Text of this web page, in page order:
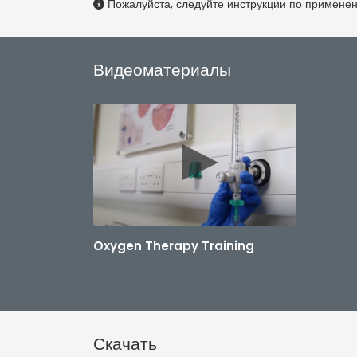
Пожалуйста, следуйте инструкции по
Видеоматериалы
Oxygen Therapy Training
Скачать